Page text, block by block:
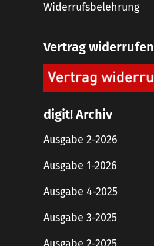
Widerrufsbelehrung
Vertrag widerrufen
digit! Archiv
Ausgabe 2-2026
Ausgabe 1-2026
Ausgabe 4-2025
Ausgabe 3-2025